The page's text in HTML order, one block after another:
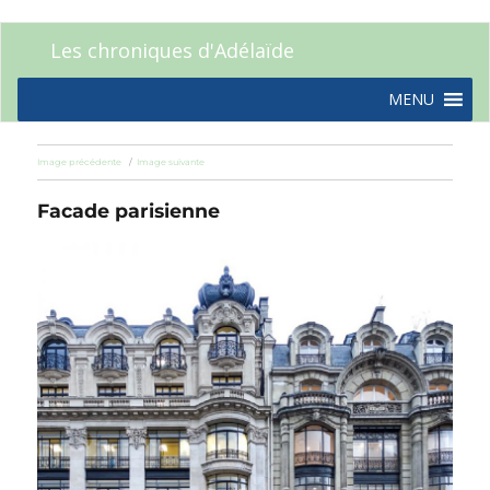
Les chroniques d'Adélaïde
MENU
Image précédente Image suivante
Facade parisienne